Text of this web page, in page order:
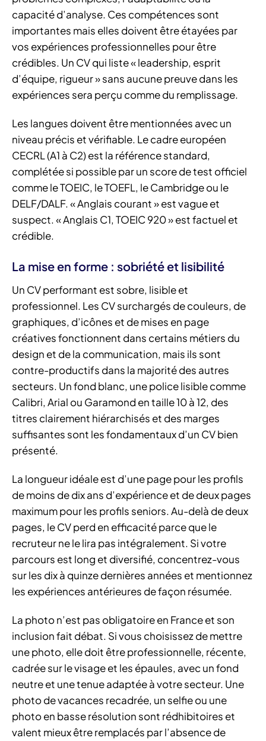
capacité d’analyse. Ces compétences sont
importantes mais elles doivent être étayées par
vos expériences professionnelles pour être
crédibles. Un CV qui liste « leadership, esprit
d’équipe, rigueur » sans aucune preuve dans les
expériences sera perçu comme du remplissage.
Les langues doivent être mentionnées avec un
niveau précis et vérifiable. Le cadre européen
CECRL (A1 à C2) est la référence standard,
complétée si possible par un score de test officiel
comme le TOEIC, le TOEFL, le Cambridge ou le
DELF/DALF. « Anglais courant » est vague et
suspect. « Anglais C1, TOEIC 920 » est factuel et
crédible.
La mise en forme : sobriété et lisibilité
Un CV performant est sobre, lisible et
professionnel. Les CV surchargés de couleurs, de
graphiques, d’icônes et de mises en page
créatives fonctionnent dans certains métiers du
design et de la communication, mais ils sont
contre-productifs dans la majorité des autres
secteurs. Un fond blanc, une police lisible comme
Calibri, Arial ou Garamond en taille 10 à 12, des
titres clairement hiérarchisés et des marges
suffisantes sont les fondamentaux d’un CV bien
présenté.
La longueur idéale est d’une page pour les profils
de moins de dix ans d’expérience et de deux pages
maximum pour les profils seniors. Au-delà de deux
pages, le CV perd en efficacité parce que le
recruteur ne le lira pas intégralement. Si votre
parcours est long et diversifié, concentrez-vous
sur les dix à quinze dernières années et mentionnez
les expériences antérieures de façon résumée.
La photo n’est pas obligatoire en France et son
inclusion fait débat. Si vous choisissez de mettre
une photo, elle doit être professionnelle, récente,
cadrée sur le visage et les épaules, avec un fond
neutre et une tenue adaptée à votre secteur. Une
photo de vacances recadrée, un selfie ou une
photo en basse résolution sont rédhibitoires et
valent mieux être remplacés par l’absence de